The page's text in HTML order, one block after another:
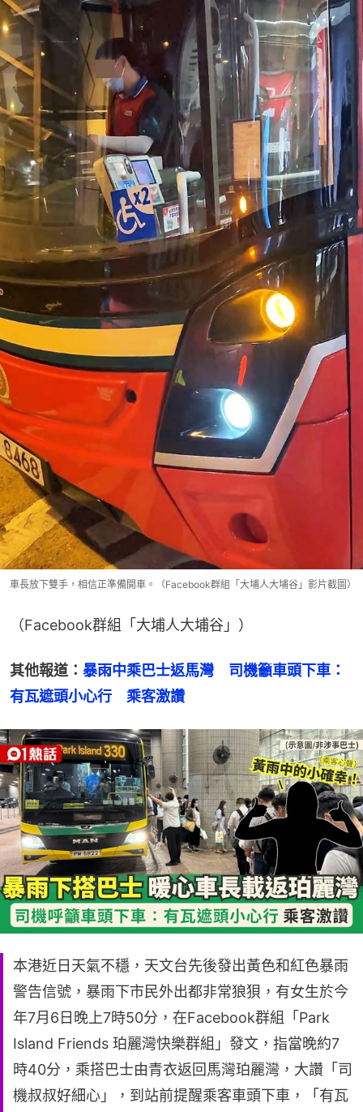
車長放下雙手，相信正準備開車。（Facebook群組「大埔人大埔谷」影片截圖）
（Facebook群組「大埔人大埔谷」）
其他報道： 暴雨中乘巴士返馬灣　司機籲車頭下車：
有瓦遮頭小心行　乘客激讚
本港近日天氣不穩，天文台先後發出黃色和紅色暴雨
警告信號，暴雨下市民外出都非常狼狽，有女生於今
年7月6日晚上7時50分，在Facebook群組「Park
Island Friends 珀麗灣快樂群組」發文，指當晚約7
時40分，乘搭巴士由青衣返回馬灣珀麗灣，大讚「司
機叔叔好細心」，到站前提醒乘客車頭下車，「有瓦